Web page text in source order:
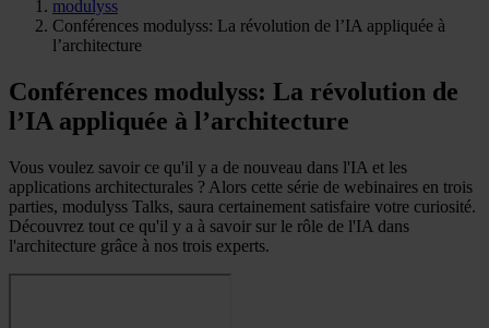
modulyss
Conférences modulyss: La révolution de l’IA appliquée à
l’architecture
Conférences modulyss: La révolution de
l’IA appliquée à l’architecture
Vous voulez savoir ce qu'il y a de nouveau dans l'IA et les
applications architecturales ? Alors cette série de webinaires en trois
parties, modulyss Talks, saura certainement satisfaire votre curiosité.
Découvrez tout ce qu'il y a à savoir sur le rôle de l'IA dans
l'architecture grâce à nos trois experts.